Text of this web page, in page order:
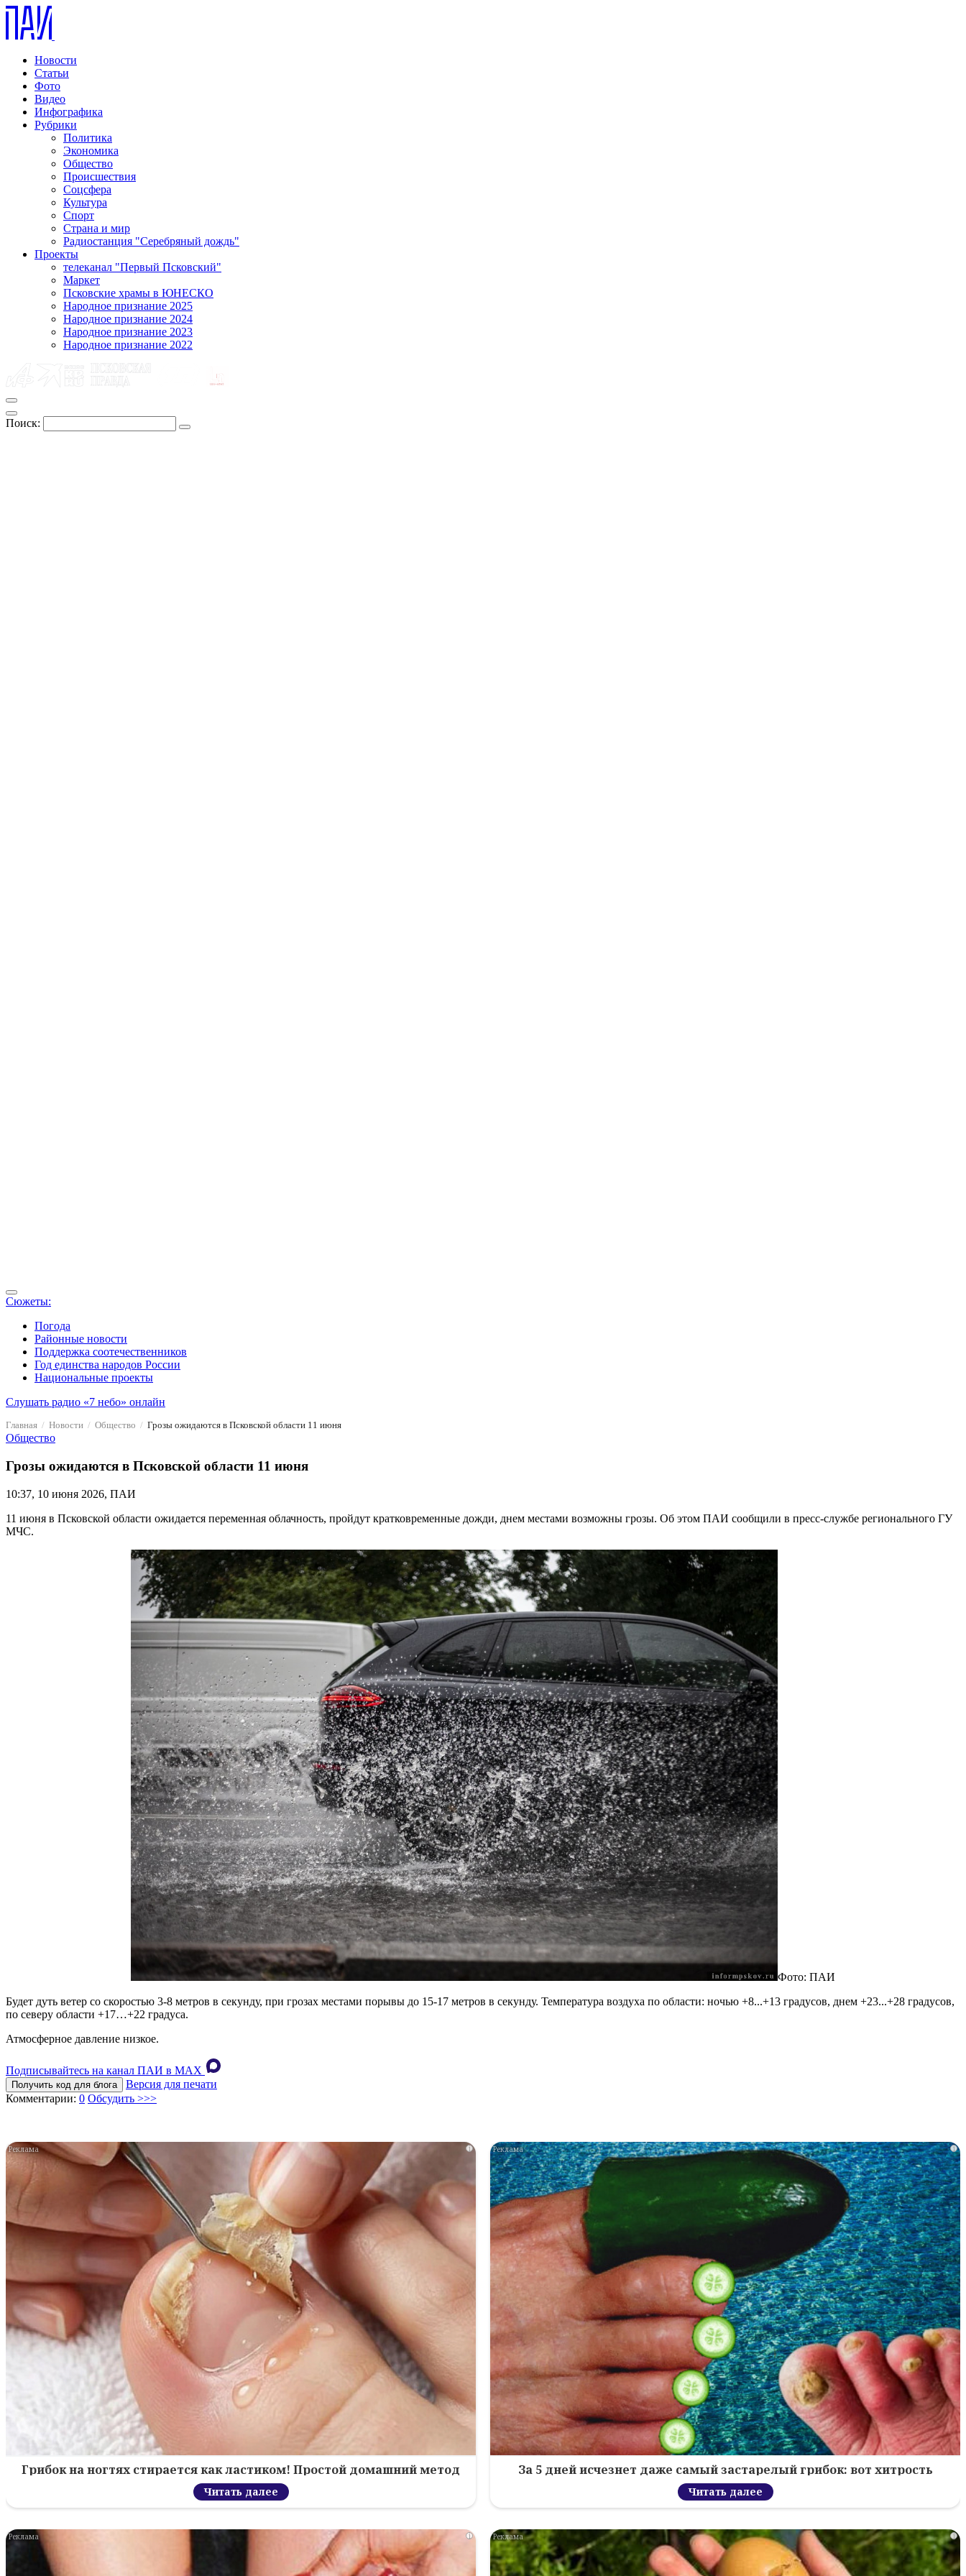
Новости
Статьи
Фото
Видео
Инфографика
Рубрики
Политика
Экономика
Общество
Происшествия
Соцсфера
Культура
Спорт
Страна и мир
Радиостанция "Серебряный дождь"
Проекты
телеканал "Первый Псковский"
Маркет
Псковские храмы в ЮНЕСКО
Народное признание 2025
Народное признание 2024
Народное признание 2023
Народное признание 2022
Поиск:
Сюжеты:
Погода
Районные новости
Поддержка соотечественников
Год единства народов России
Национальные проекты
Слушать радио «7 небо» онлайн
Главная Новости Общество Грозы ожидаются в Псковской области 11 июня
Общество
Грозы ожидаются в Псковской области 11 июня
10:37, 10 июня 2026, ПАИ
11 июня в Псковской области ожидается переменная облачность, пройдут кратковременные дожди, днем местами возможны грозы. Об этом ПАИ сообщили в пресс-службе регионального ГУ
МЧС.
Фото: ПАИ
Будет дуть ветер со скоростью 3-8 метров в секунду, при грозах местами порывы до 15-17 метров в секунду. Температура воздуха по области: ночью +8...+13 градусов, днем +23...+28 градусов,
по северу области +17…+22 градуса.
Атмосферное давление низкое.
Подписывайтесь на канал ПАИ в MAХ
Получить код для блога
Версия для печати
Комментарии: 0 Обсудить >>>
i
Грибок на ногтях стирается как ластиком! Простой домашний метод
Читать далее
i
За 5 дней исчезнет даже самый застарелый грибок: вот хитрость
Читать далее
i i